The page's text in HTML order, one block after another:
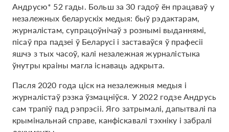
Андрусю* 52 гады. Больш за 30 гадоў ён працаваў у
незалежных беларускіх медыя: быў рэдактарам,
журналістам, супрацоўнічаў з рознымі выданнямі,
пісаў пра падзеі ў Беларусі і заставаўся ў прафесіі
яшчэ з тых часоў, калі незалежная журналістыка
ўнутры краіны магла існаваць адкрыта.
Пасля 2020 года ціск на незалежныя медыя і
журналістаў рэзка ўзмацніўся. У 2022 годзе Андрусь
сам трапіў пад рэпрэсіі. Яго затрымалі, дапытвалі па
крымінальнай справе, канфіскавалі тэхніку і забралі